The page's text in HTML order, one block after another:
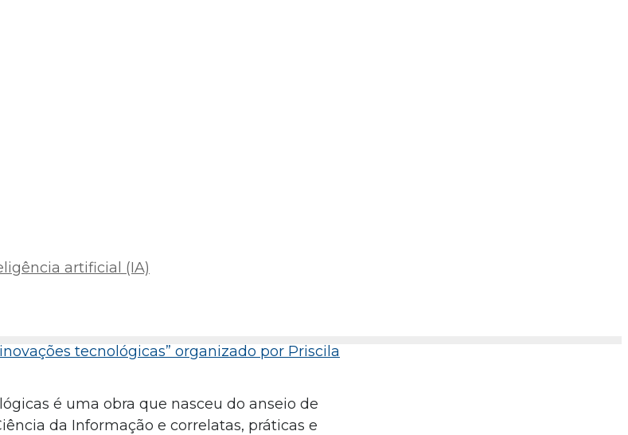
artificial (IA)
tecnológicas” organizado por Priscila
é uma obra que nasceu do anseio de
da Informação e correlatas, práticas e